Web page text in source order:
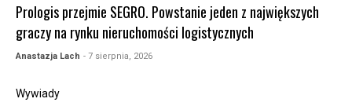
Prologis przejmie SEGRO. Powstanie jeden z największych
graczy na rynku nieruchomości logistycznych
Anastazja Lach - 7 sierpnia, 2026
Wywiady